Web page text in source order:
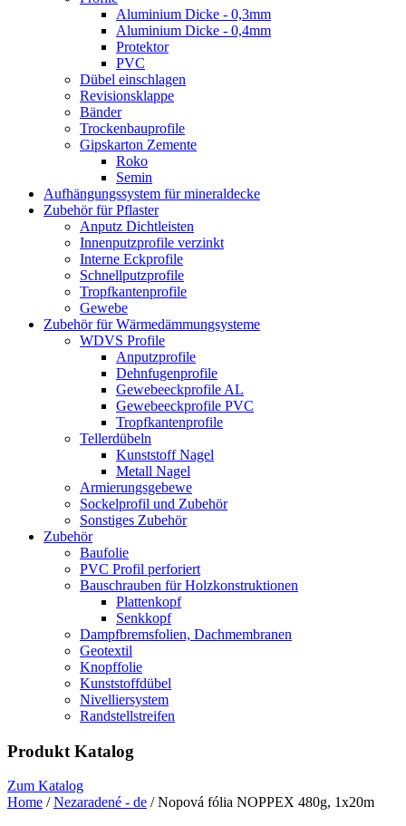
Aluminium Dicke - 0,3mm
Aluminium Dicke - 0,4mm
Protektor
PVC
Dübel einschlagen
Revisionsklappe
Bänder
Trockenbauprofile
Gipskarton Zemente
Roko
Semin
Aufhängungssystem für mineraldecke
Zubehör für Pflaster
Anputz Dichtleisten
Innenputzprofile verzinkt
Interne Eckprofile
Schnellputzprofile
Tropfkantenprofile
Gewebe
Zubehör für Wärmedämmungsysteme
WDVS Profile
Anputzprofile
Dehnfugenprofile
Gewebeeckprofile AL
Gewebeeckprofile PVC
Tropfkantenprofile
Tellerdübeln
Kunststoff Nagel
Metall Nagel
Armierungsgebewe
Sockelprofil und Zubehör
Sonstiges Zubehör
Zubehör
Baufolie
PVC Profil perforiert
Bauschrauben für Holzkonstruktionen
Plattenkopf
Senkkopf
Dampfbremsfolien, Dachmembranen
Geotextil
Knopffolie
Kunststoffdübel
Nivelliersystem
Randstellstreifen
Produkt Katalog
Zum Katalog
Home /Nezaradené - de / Nopová fólia NOPPEX 480g, 1x20m